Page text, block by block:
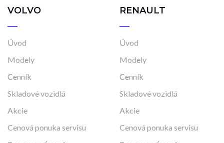
VOLVO
Úvod
Modely
Cenník
Skladové vozidlá
Akcie
Cenová ponuka servisu
RENAULT
Úvod
Modely
Cenník
Skladové vozidlá
Akcie
Cenová ponuka servisu